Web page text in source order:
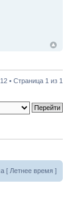
• Страница 1 из 1
[ Летнее время ]